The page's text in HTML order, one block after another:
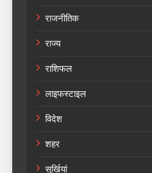
राजनीतिक
राज्य
राशिफल
लाइफस्टाइल
विदेश
शहर
सुर्खियां